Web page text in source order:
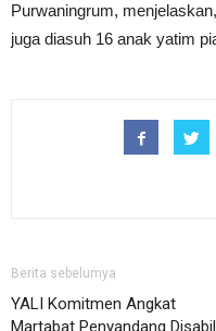
Purwaningrum,
juga diasuh 16 anak yatim
Berita sebelumya
YALI Komitmen Angkat
Martabat Penyandang